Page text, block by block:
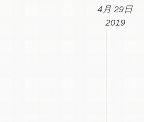
4月 29日
2019